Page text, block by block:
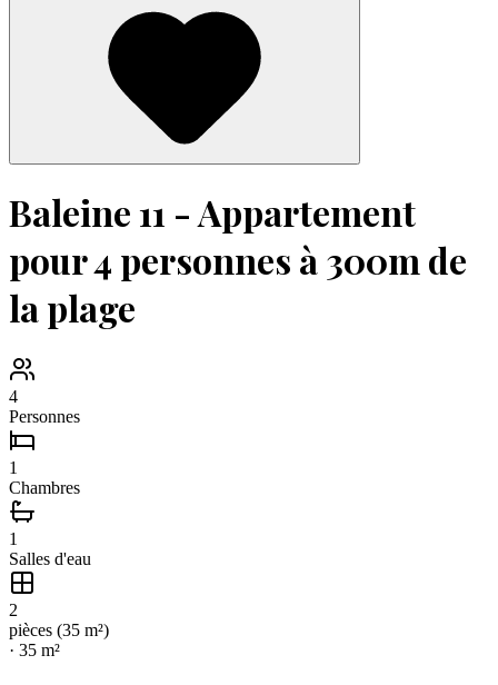
Baleine 11 - Appartement
pour 4 personnes à 300m de
la plage
4
Personnes
1
Chambres
1
Salles d'eau
2
pièces (35 m²)
· 35 m²